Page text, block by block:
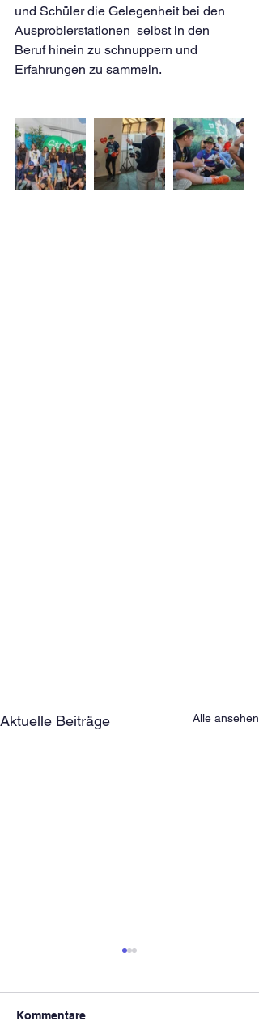
und Schüler die Gelegenheit bei den
Ausprobierstationen  selbst in den
Beruf hinein zu schnuppern und
Erfahrungen zu sammeln.
Aktuelle Beiträge Alle ansehen
Kommentare